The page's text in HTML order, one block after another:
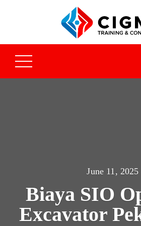
June 11, 2025
Biaya SIO
Excavator